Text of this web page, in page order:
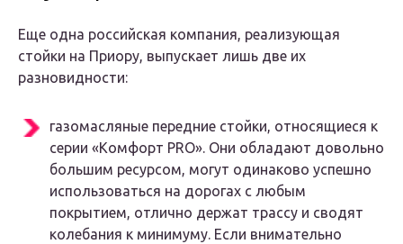
Еще одна российская компания, реализующая
стойки на Приору, выпускает лишь две их
разновидности:
газомасляные передние стойки, относящиеся к
серии «Комфорт PRO». Они обладают довольно
большим ресурсом, могут одинаково успешно
использоваться на дорогах с любым
покрытием, отлично держат трассу и сводят
колебания к минимуму. Если внимательно